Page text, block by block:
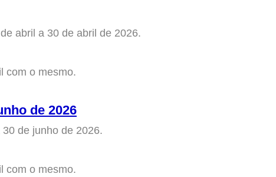
abril a 30 de abril de 2026.
com o mesmo.
de 2026
de junho de 2026.
com o mesmo.